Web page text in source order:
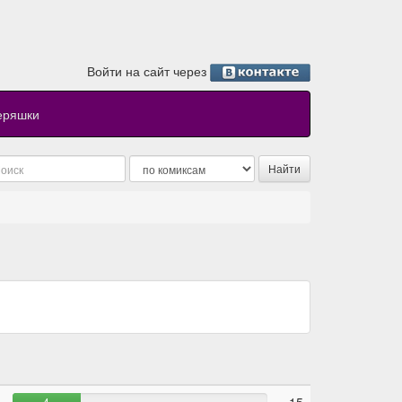
Войти на сайт через